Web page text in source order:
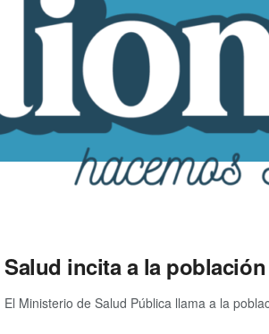
Salud incita a la
El Ministerio de Salud Pública llama a la